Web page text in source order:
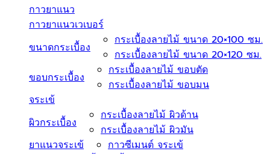
กาวยาแนว
กาวยาแนวเวเบอร์
ขนาดกระเบื้อง
กระเบื้องลายไม้ ขนาด 20×100 ซม.
กระเบื้องลายไม้ ขนาด 20×120 ซม.
ขอบกระเบื้อง
กระเบื้องลายไม้ ขอบตัด
กระเบื้องลายไม้ ขอบมน
จระเข้
ผิวกระเบื้อง
กระเบื้องลายไม้ ผิวด้าน
กระเบื้องลายไม้ ผิวมัน
ยาแนวจระเข้
กาวซีเมนต์ จระเข้